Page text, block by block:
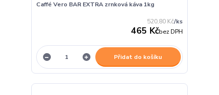
Caffé Vero BAR EXTRA zrnková káva 1kg
520,80 Kč/ks
465 Kčbez DPH
Přidat do košíku